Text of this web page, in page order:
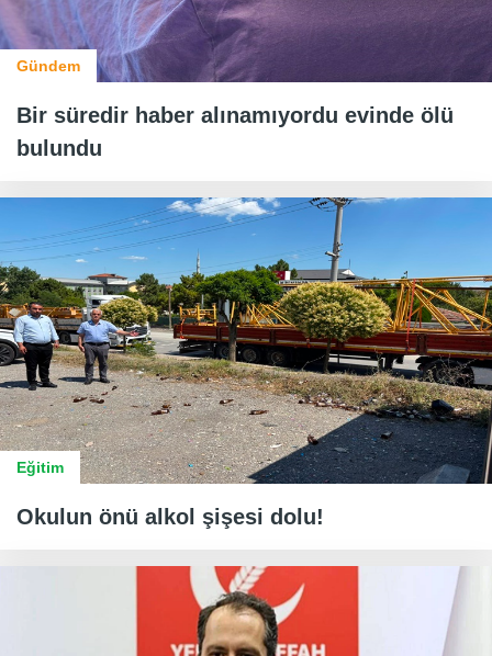
Gündem
Bir süredir haber alınamıyordu evinde ölü
bulundu
Eğitim
Okulun önü alkol şişesi dolu!